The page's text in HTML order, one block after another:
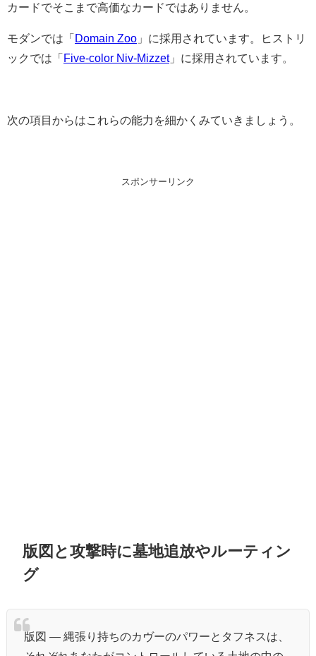
カードでそこまで高価なカードではありません。
モダンでは「 Domain Zoo 」に採用されています。ヒストリ
ックでは「 Five-color Niv-Mizzet」に採用されています。
次の項目からはこれらの能力を細かくみていきましょう。
スポンサーリンク
版図と攻撃時に墓地追放やルーティン
グ
版図 ― 縄張り持ちのカヴーのパワーとタフネスは、